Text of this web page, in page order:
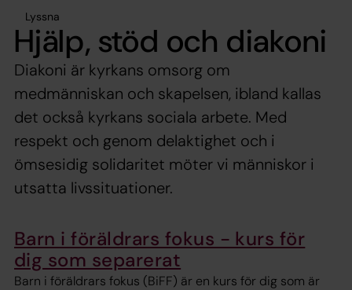
Lyssna
Hjälp, stöd och diakoni
Diakoni är kyrkans omsorg om
medmänniskan och skapelsen, ibland kallas
det också kyrkans sociala arbete. Med
respekt och genom delaktighet och i
ömsesidig solidaritet möter vi människor i
utsatta livssituationer.
Barn i föräldrars fokus - kurs för
dig som separerat
Barn i föräldrars fokus (BiFF) är en kurs för dig som är